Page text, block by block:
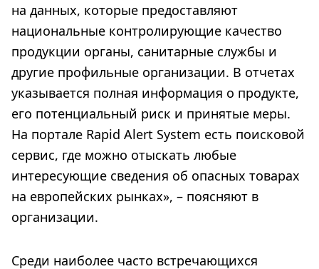
на данных, которые предоставляют
национальные контролирующие качество
продукции органы, санитарные службы и
другие профильные организации. В отчетах
указывается полная информация о продукте,
его потенциальный риск и принятые меры.
На портале Rapid Alert System есть поисковой
сервис, где можно отыскать любые
интересующие сведения об опасных товарах
на европейских рынках», – поясняют в
организации.
Среди наиболее часто встречающихся